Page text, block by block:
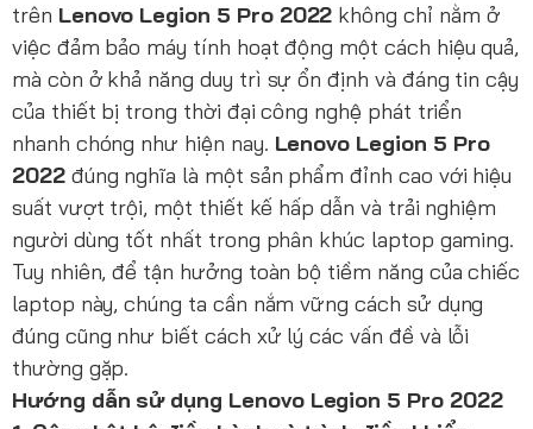
trên Lenovo Legion 5 Pro 2022 không chỉ nằm ở
việc đảm bảo máy tính hoạt động một cách hiệu quả,
mà còn ở khả năng duy trì sự ổn định và đáng tin cậy
của thiết bị trong thời đại công nghệ phát triển
nhanh chóng như hiện nay. Lenovo Legion 5 Pro
2022đúng nghĩa là một sản phẩm đỉnh cao với hiệu
suất vượt trội, một thiết kế hấp dẫn và trải nghiệm
người dùng tốt nhất trong phân khúc laptop gaming.
Tuy nhiên, để tận hưởng toàn bộ tiềm năng của chiếc
laptop này, chúng ta cần nắm vững cách sử dụng
đúng cũng như biết cách xử lý các vấn đề và lỗi
thường gặp.
Hướng dẫn sử dụng Lenovo Legion 5 Pro 2022